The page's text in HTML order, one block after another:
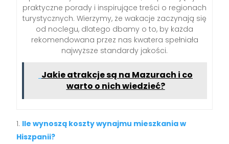
praktyczne porady i inspirujące treści o regionach
turystycznych. Wierzymy, że wakacje zaczynają się
od noclegu, dlatego dbamy o to, by każda
rekomendowana przez nas kwatera spełniała
najwyższe standardy jakości.
Jakie atrakcje są na Mazurach i co
warto o nich wiedzieć?
Ile wynoszą koszty wynajmu mieszkania w
Hiszpanii?